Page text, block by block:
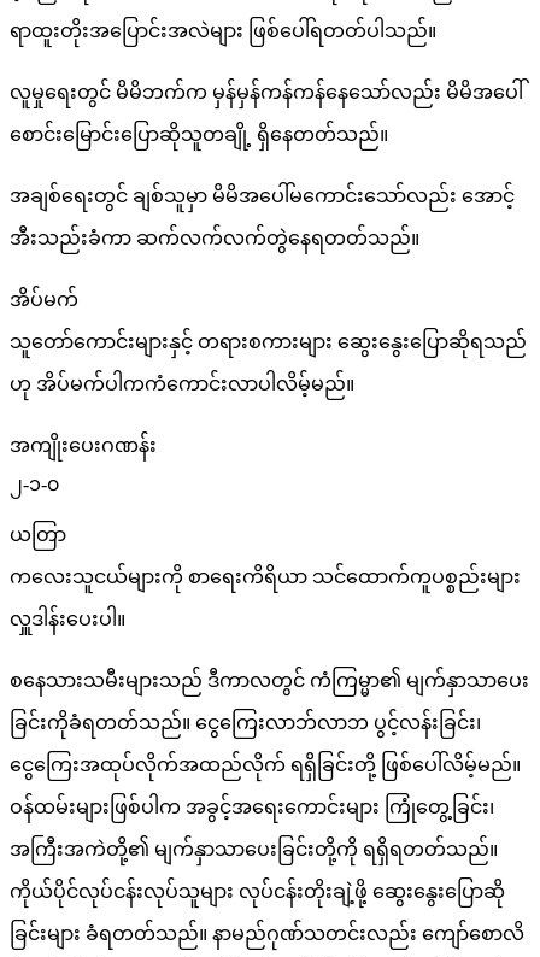
ရာထူးတိုးအပြောင်းအလဲများ ဖြစ်ပေါ်ရတတ်ပါသည်။
လူမှုရေးတွင် မိမိဘက်က မှန်မှန်ကန်ကန်နေသော်လည်း မိမိအပေါ်
စောင်းမြောင်းပြောဆိုသူတချို့ ရှိနေတတ်သည်။
အချစ်ရေးတွင် ချစ်သူမှာ မိမိအပေါ်မကောင်းသော်လည်း အောင့်
အီးသည်းခံကာ ဆက်လက်လက်တွဲနေရတတ်သည်။
အိပ်မက်
သူတော်ကောင်းများနှင့် တရားစကားများ ဆွေးနွေးပြောဆိုရသည်
ဟု အိပ်မက်ပါကကံကောင်းလာပါလိမ့်မည်။
အကျိုးပေးဂဏန်း
၂-၁-၀
ယတြာ
ကလေးသူငယ်များကို စာရေးကိရိယာ သင်ထောက်ကူပစ္စည်းများ
လှူဒါန်းပေးပါ။
စနေသားသမီးများသည် ဒီကာလတွင် ကံကြမ္မာ၏ မျက်နှာသာပေး
ခြင်းကိုခံရတတ်သည်။ ငွေကြေးလာဘ်လာဘ ပွင့်လန်းခြင်း၊
ငွေကြေးအထုပ်လိုက်အထည်လိုက် ရရှိခြင်းတို့ ဖြစ်ပေါ်လိမ့်မည်။
ဝန်ထမ်းများဖြစ်ပါက အခွင့်အရေးကောင်းများ ကြုံတွေ့ခြင်း၊
အကြီးအကဲတို့၏ မျက်နှာသာပေးခြင်းတို့ကို ရရှိရတတ်သည်။
ကိုယ်ပိုင်လုပ်ငန်းလုပ်သူများ လုပ်ငန်းတိုးချဲ့ဖို့ ဆွေးနွေးပြောဆို
ခြင်းများ ခံရတတ်သည်။ နာမည်ဂုဏ်သတင်းလည်း ကျော်စောလိ